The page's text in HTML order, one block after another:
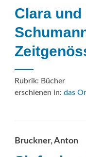
Clara und
Rubrik: Bücher
erschienen in: das
Bruckner, Anton